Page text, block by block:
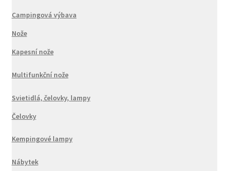
Campingová výbava
Nože
Kapesní nože
Multifunkční nože
Svietidlá, čelovky, lampy
Čelovky
Kempingové lampy
Nábytek